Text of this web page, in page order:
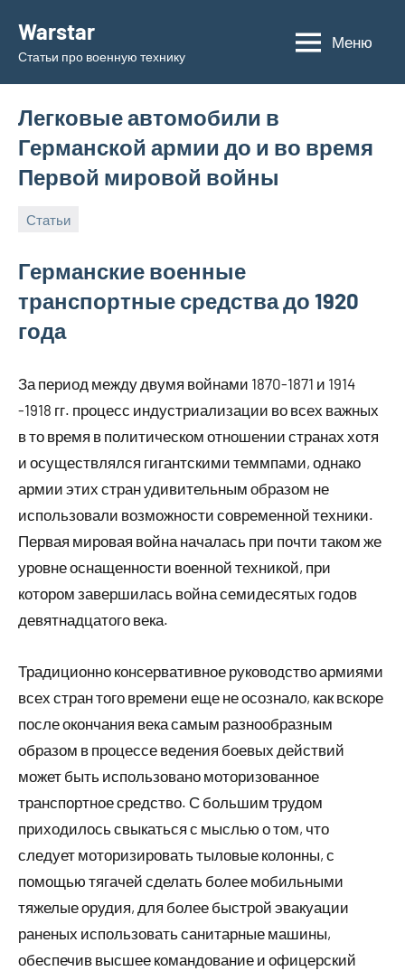
содержимому
Warstar
Статьи про военную технику
Меню
Легковые автомобили в
Германской армии до и во время
Первой мировой войны
Статьи
Германские военные
транспортные средства до 1920
года
За период между двумя войнами 1870-1871 и 1914
-1918 гг. процесс индустриализации во всех важных
в то время в политическом отношении странах хотя
и осуществлялся гигантскими теммпами, однако
армии этих стран удивительным образом не
использовали возможности современной техники.
Первая мировая война началась при почти таком же
уровне оснащенности военной техникой, при
котором завершилась война семидесятых годов
девятнадцатого века.
Традиционно консервативное руководство армиями
всех стран того времени еще не осознало, как вскоре
после окончания века самым разнообразным
образом в процессе ведения боевых действий
может быть использовано моторизованное
транспортное средство. С большим трудом
приходилось свыкаться с мыслью о том, что
следует моторизировать тыловые колонны, с
помощью тягачей сделать более мобильными
тяжелые орудия, для более быстрой эвакуации
раненых использовать санитарные машины,
обеспечив высшее командование и офицерский